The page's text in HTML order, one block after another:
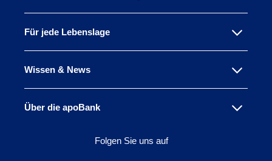
Für jede Lebenslage
Wissen & News
Über die apoBank
Folgen Sie uns auf